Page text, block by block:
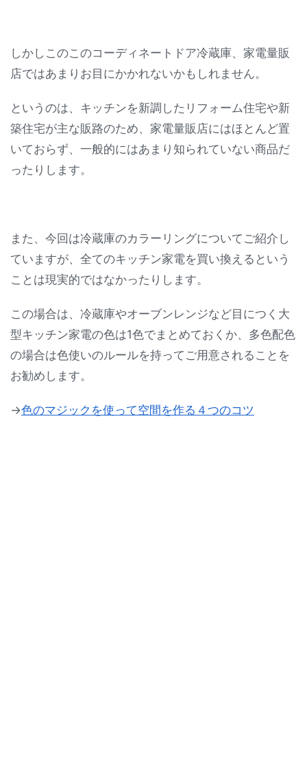
しかしこのこのコーディネートドア冷蔵庫、家電量販
店ではあまりお目にかかれないかもしれません。
というのは、キッチンを新調したリフォーム住宅や新
築住宅が主な販路のため、家電量販店にはほとんど置
いておらず、一般的にはあまり知られていない商品だ
ったりします。
また、今回は冷蔵庫のカラーリングについてご紹介し
ていますが、全てのキッチン家電を買い換えるという
ことは現実的ではなかったりします。
この場合は、冷蔵庫やオーブンレンジなど目につく大
型キッチン家電の色は1色でまとめておくか、多色配色
の場合は色使いのルールを持ってご用意されることを
お勧めします。
→色のマジックを使って空間を作る４つのコツ